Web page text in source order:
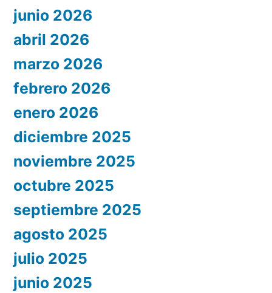
junio 2026
abril 2026
marzo 2026
febrero 2026
enero 2026
diciembre 2025
noviembre 2025
octubre 2025
septiembre 2025
agosto 2025
julio 2025
junio 2025